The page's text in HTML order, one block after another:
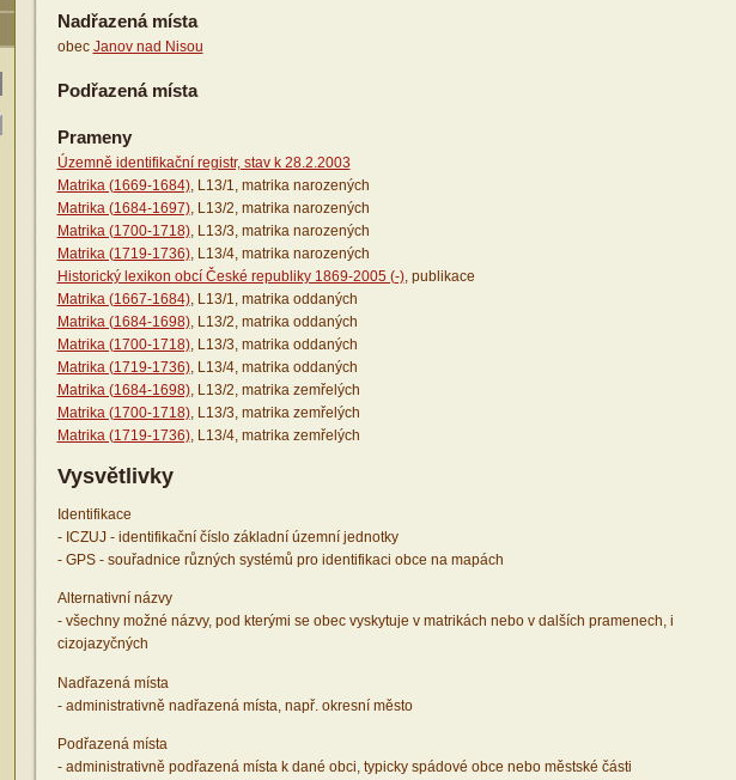
Nadřazená místa
obec Janov nad Nisou
Podřazená místa
Prameny
Územně identifikační registr, stav k 28.2.2003
Matrika (1669-1684), L13/1, matrika narozených
Matrika (1684-1697), L13/2, matrika narozených
Matrika (1700-1718), L13/3, matrika narozených
Matrika (1719-1736), L13/4, matrika narozených
Historický lexikon obcí České republiky 1869-2005 (-), publikace
Matrika (1667-1684), L13/1, matrika oddaných
Matrika (1684-1698), L13/2, matrika oddaných
Matrika (1700-1718), L13/3, matrika oddaných
Matrika (1719-1736), L13/4, matrika oddaných
Matrika (1684-1698), L13/2, matrika zemřelých
Matrika (1700-1718), L13/3, matrika zemřelých
Matrika (1719-1736), L13/4, matrika zemřelých
Vysvětlivky
Identifikace
- ICZUJ - identifikační číslo základní územní jednotky
- GPS - souřadnice různých systémů pro identifikaci obce na mapách
Alternativní názvy
- všechny možné názvy, pod kterými se obec vyskytuje v matrikách nebo v dalších pramenech, i
cizojazyčných
Nadřazená místa
- administrativně nadřazená místa, např. okresní město
Podřazená místa
- administrativně podřazená místa k dané obci, typicky spádové obce nebo městské části